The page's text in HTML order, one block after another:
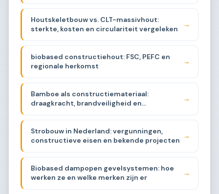
Houtskeletbouw vs. CLT-massivhout:
sterkte, kosten en circulariteit vergeleken
→
biobased constructiehout: FSC, PEFC en
regionale herkomst
→
Bamboe als constructiemateriaal:
draagkracht, brandveiligheid en
→
Strobouw in Nederland: vergunningen,
constructieve eisen en bekende projecten
→
Biobased dampopen gevelsystemen: hoe
werken ze en welke merken zijn er
→